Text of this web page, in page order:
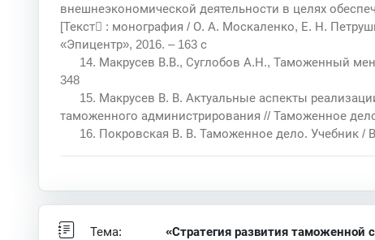
внешнеэкономической деятельности в целях
[Текст : монография / О. А. Москаленко, Е. Н.
«Эпицентр», 2016. – 163 с
14. Макрусев В.В., Суглобов А.Н., Таможенный
348
15. Макрусев В. В. Актуальные аспекты
таможенного администрирования // Таможенное
16. Покровская В. В. Таможенное дело. Учебник /
Тема: «Стратегия развития